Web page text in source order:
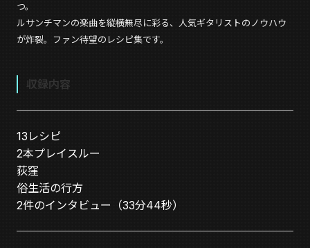
つ。
ルサンチマンの楽曲を縦横無尽に彩る、人気ギタリストのノウハウ
が炸裂。ファン待望のレシピ集です。
収録内容
13レシピ
2本プレイスルー
荻窪
俗生活の行方
2件のインタビュー（33分44秒）